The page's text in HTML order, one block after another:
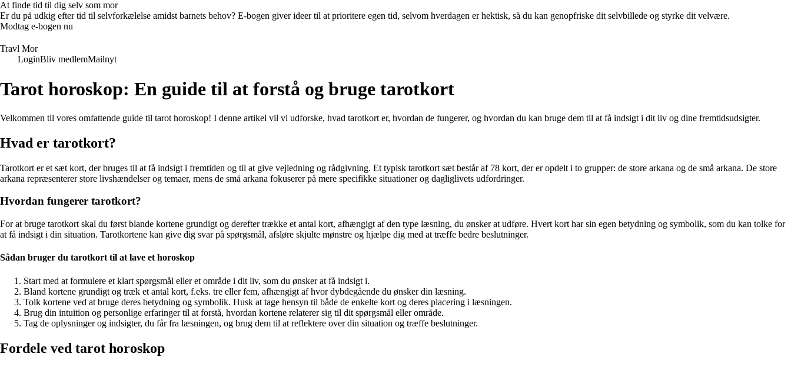
At finde tid til dig selv som mor
Er du på udkig efter tid til selvforkælelse amidst barnets behov? E-bogen giver ideer til at prioritere egen tid, selvom hverdagen er hektisk, så du kan genopfriske dit selvbillede og styrke dit velvære.
Modtag e-bogen nu
Travl Mor
LoginBliv medlemMailnyt
Tarot horoskop: En guide til at forstå og bruge tarotkort
Velkommen til vores omfattende guide til tarot horoskop! I denne artikel vil vi udforske, hvad tarotkort er, hvordan de fungerer, og hvordan du kan bruge dem til at få indsigt i dit liv og dine fremtidsudsigter.
Hvad er tarotkort?
Tarotkort er et sæt kort, der bruges til at få indsigt i fremtiden og til at give vejledning og rådgivning. Et typisk tarotkort sæt består af 78 kort, der er opdelt i to grupper: de store arkana og de små arkana. De store
arkana repræsenterer store livshændelser og temaer, mens de små arkana fokuserer på mere specifikke situationer og dagliglivets udfordringer.
Hvordan fungerer tarotkort?
For at bruge tarotkort skal du først blande kortene grundigt og derefter trække et antal kort, afhængigt af den type læsning, du ønsker at udføre. Hvert kort har sin egen betydning og symbolik, som du kan tolke for
at få indsigt i din situation. Tarotkortene kan give dig svar på spørgsmål, afsløre skjulte mønstre og hjælpe dig med at træffe bedre beslutninger.
Sådan bruger du tarotkort til at lave et horoskop
Start med at formulere et klart spørgsmål eller et område i dit liv, som du ønsker at få indsigt i.
Bland kortene grundigt og træk et antal kort, f.eks. tre eller fem, afhængigt af hvor dybdegående du ønsker din læsning.
Tolk kortene ved at bruge deres betydning og symbolik. Husk at tage hensyn til både de enkelte kort og deres placering i læsningen.
Brug din intuition og personlige erfaringer til at forstå, hvordan kortene relaterer sig til dit spørgsmål eller område.
Tag de oplysninger og indsigter, du får fra læsningen, og brug dem til at reflektere over din situation og træffe beslutninger.
Fordele ved tarot horoskop